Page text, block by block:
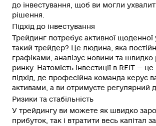
до інвестування, щоб ви могли
рішення.
Підхід до інвестування
Трейдинг потребує активної щоденної
такий трейдер? Це людина, яка
графіками, аналізує новини та швидко
ринку. Натомість інвестиції в REIT — це
підхід, де професійна команда керує
активами, а ви отримуєте регулярний
Ризики та стабільність
У трейдингу ви можете як швидко
прибуток, так і втратити весь капітал